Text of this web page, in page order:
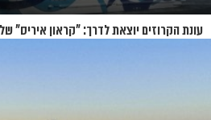
עונת הקרוזים יוצאת לדרך: "קראון איריס"